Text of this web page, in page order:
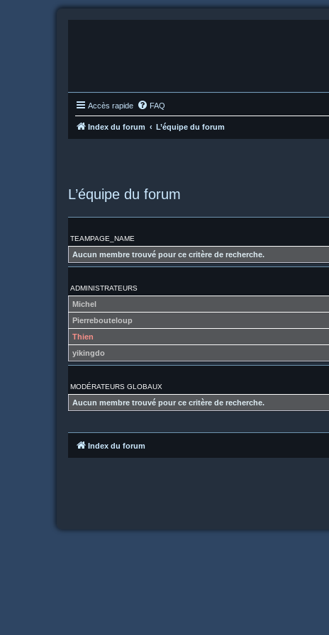
Accès rapide FAQ
Index du forum L’équipe du forum
L’équipe du forum
TEAMPAGE_NAME
Aucun membre trouvé pour ce critère de recherche.
ADMINISTRATEURS
Michel
Pierrebouteloup
Thien
yikingdo
MODÉRATEURS GLOBAUX
Aucun membre trouvé pour ce critère de recherche.
Index du forum